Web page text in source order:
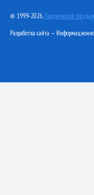
© 1999-2026, Гродненский
Разработка сайта —